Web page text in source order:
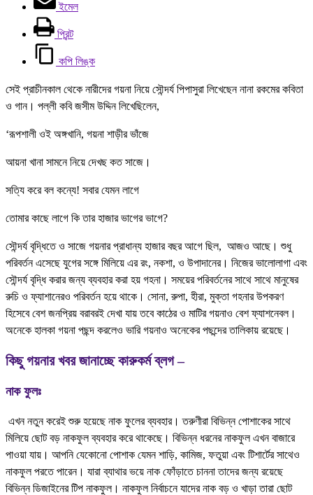
ইমেল
প্রিন্ট
কপি লিঙ্ক
সেই প্রাচীনকাল থেকে নারীদের গয়না নিয়ে সৌন্দর্য পিপাসুরা লিখেছেন নানা রকমের কবিতা
ও গান। পল্লী কবি জসীম উদ্দিন লিখেছিলেন,
‘রূপশালী ওই অঙ্গখানি, গয়না শাড়ীর ভাঁজে
আয়না খানা সামনে নিয়ে দেখছ কত সাজে।
সত্যি করে বল কন্যে! সবার যেমন লাগে
তোমার কাছে লাগে কি তার হাজার ভাগের ভাগে?
সৌন্দর্য বৃদ্ধিতে ও সাজে গয়নার প্রাধান্য হাজার বছর আগে ছিল, আজও আছে। শুধু
পরিবর্তন এসেছে যুগের সঙ্গে মিলিয়ে এর রং, নকশা, ও উপাদানের। নিজের ভালোলাগা এবং
সৌন্দর্য বৃদ্ধি করার জন্য ব্যবহার করা হয় গহনা। সময়ের পরিবর্তনের সাথে সাথে মানুষের
রুচি ও ফ্যাশানেরও পরিবর্তন হয়ে থাকে। সোনা, রুপা, হীরা, মুক্তা গহনার উপকরণ
হিসেবে বেশ জনপ্রিয় বরাবরই দেখা যায় তবে কাঠের ও মাটির গয়নাও বেশ ফ্যাশনেবল।
অনেকে হালকা গয়না পছন্দ করলেও ভারি গয়নাও অনেকের পছন্দের তালিকায় রয়েছে।
কিছু গয়নার খবর জানাচ্ছে কারুকর্ম ব্লগ –
নাক ফুলঃ
এখন নতুন করেই শুরু হয়েছে নাক ফুলের ব্যবহার। তরুণীরা বিভিন্ন পোশাকের সাথে
মিলিয়ে ছোট বড় নাকফুল ব্যবহার করে থাকেছে। বিভিন্ন ধরনের নাকফুল এখন বাজারে
পাওয়া যায়। আপনি যেকোনো পোশাক যেমন শাড়ি, কামিজ, ফতুয়া এবং টিশার্টের সাথেও
নাকফুল পরতে পারেন। যারা ব্যাথার ভয়ে নাক ফোঁড়াতে চাননা তাদের জন্য রয়েছে
বিভিন্ন ডিজাইনের টিপ নাকফুল। নাকফুল নির্বাচনে যাদের নাক বড় ও খাড়া তারা ছোট